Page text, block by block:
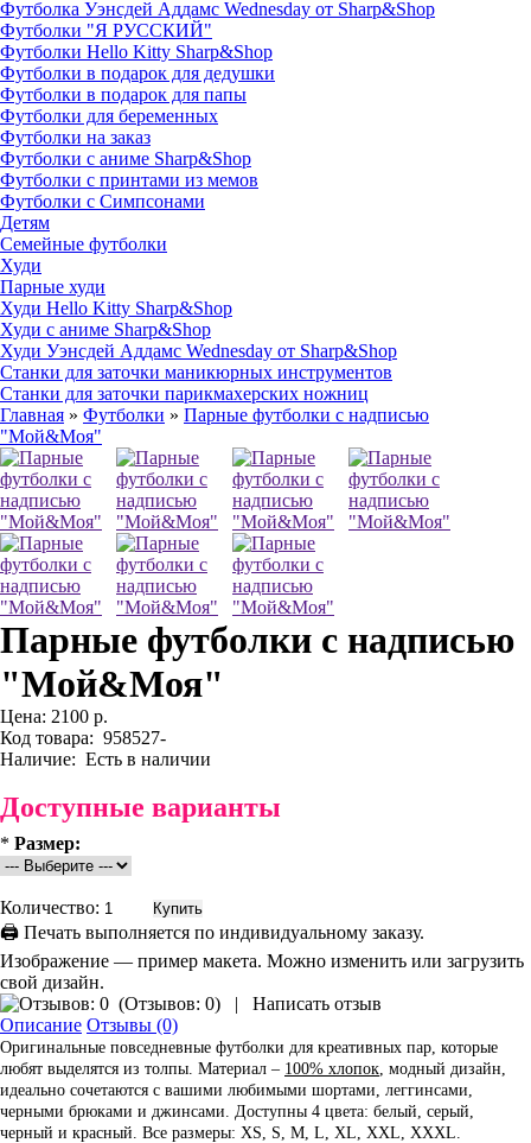
Футболка Уэнсдей Аддамс Wednesday от Sharp&Shop
Футболки "Я РУССКИЙ"
Футболки Hello Kitty Sharp&Shop
Футболки в подарок для дедушки
Футболки в подарок для папы
Футболки для беременных
Футболки на заказ
Футболки с аниме Sharp&Shop
Футболки с принтами из мемов
Футболки с Симпсонами
Детям
Семейные футболки
Худи
Парные худи
Худи Hello Kitty Sharp&Shop
Худи с аниме Sharp&Shop
Худи Уэнсдей Аддамс Wednesday от Sharp&Shop
Станки для заточки маникюрных инструментов
Станки для заточки парикмахерских ножниц
Главная » Футболки » Парные футболки с надписью
"Мой&Моя"
Парные футболки с надписью
"Мой&Моя"
Цена: 2100 р.
Код товара: 958527-
Наличие: Есть в наличии
Доступные варианты
* Размер:
Количество:
🖨 Печать выполняется по индивидуальному заказу.
Изображение — пример макета. Можно изменить или загрузить
свой дизайн.
(Отзывов: 0) |
Написать отзыв
Описание Отзывы (0)
Оригинальные повседневные футболки для креативных пар, которые
любят выделятся из толпы. Материал – 100% хлопок, модный дизайн,
идеально сочетаются с вашими любимыми шортами, леггинсами,
черными брюками и джинсами. Доступны 4 цвета: белый, серый,
черный и красный. Все размеры: XS, S, M, L, XL, XXL, XXXL.